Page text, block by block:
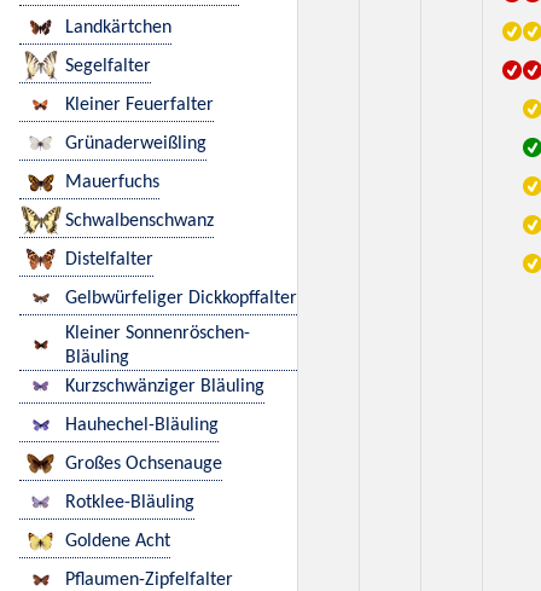
Landkärtchen
Segelfalter
Kleiner Feuerfalter
Grünaderweißling
Mauerfuchs
Schwalbenschwanz
Distelfalter
Gelbwürfeliger Dickkopffalter
Kleiner Sonnenröschen-
Bläuling
Kurzschwänziger Bläuling
Hauhechel-Bläuling
Großes Ochsenauge
Rotklee-Bläuling
Goldene Acht
Pflaumen-Zipfelfalter